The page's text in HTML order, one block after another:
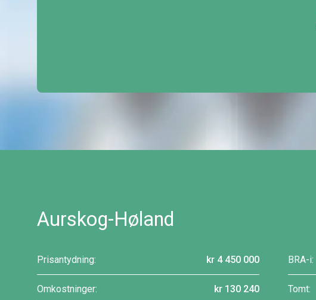
Aurskog-Høland
Prisantydning: kr 4 450 000
Omkostninger: kr 130 240
BRA-i:
Tomt: